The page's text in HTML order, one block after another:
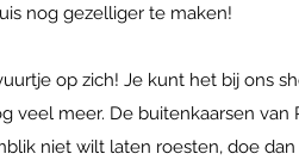
nog gezelliger te maken!
op zich! Je kunt het bij ons
veel meer. De buitenkaarsen
niet wilt laten roesten, doe